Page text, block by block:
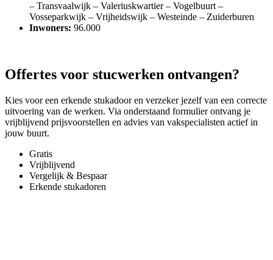
– Transvaalwijk – Valeriuskwartier – Vogelbuurt –
Vosseparkwijk – Vrijheidswijk – Westeinde – Zuiderburen
Inwoners: 96.000
Offertes voor stucwerken ontvangen?
Kies voor een erkende stukadoor en verzeker jezelf van een correcte
uitvoering van de werken. Via onderstaand formulier ontvang je
vrijblijvend prijsvoorstellen en advies van vakspecialisten actief in
jouw buurt.
Gratis
Vrijblijvend
Vergelijk & Bespaar
Erkende stukadoren